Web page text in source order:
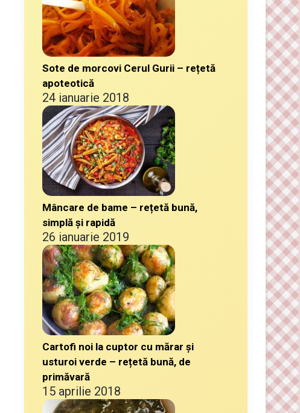
Sote de morcovi Cerul Gurii – rețetă
apoteotică
24 ianuarie 2018
Mâncare de bame – rețetă bună,
simplă și rapidă
26 ianuarie 2019
Cartofi noi la cuptor cu mărar și
usturoi verde – rețetă bună, de
primăvară
15 aprilie 2018